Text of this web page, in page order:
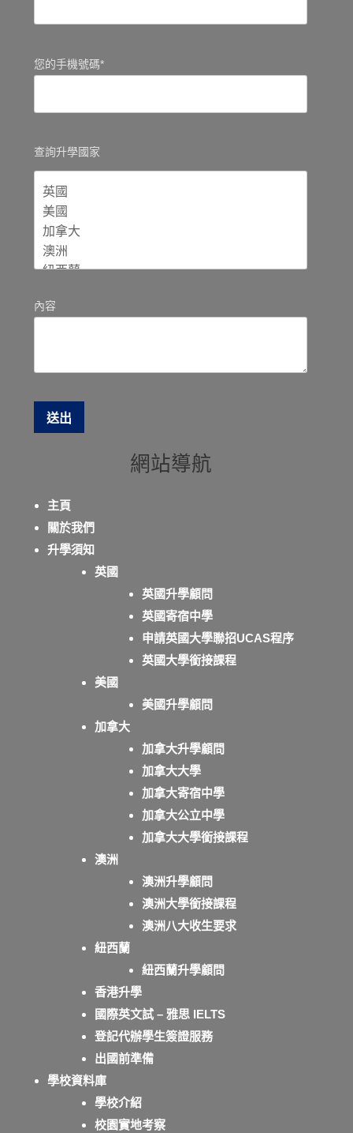
您的手機號碼*
查詢升學國家
內容
網站導航
主頁
關於我們
升學須知
英國
英國升學顧問
英國寄宿中學
申請英國大學聯招UCAS程序
英國大學銜接課程
美國
美國升學顧問
加拿大
加拿大升學顧問
加拿大大學
加拿大寄宿中學
加拿大公立中學
加拿大大學銜接課程
澳洲
澳洲升學顧問
澳洲大學銜接課程
澳洲八大收生要求
紐西蘭
紐西蘭升學顧問
香港升學
國際英文試 – 雅思 IELTS
登記代辦學生簽證服務
出國前準備
學校資料庫
學校介紹
校園實地考察